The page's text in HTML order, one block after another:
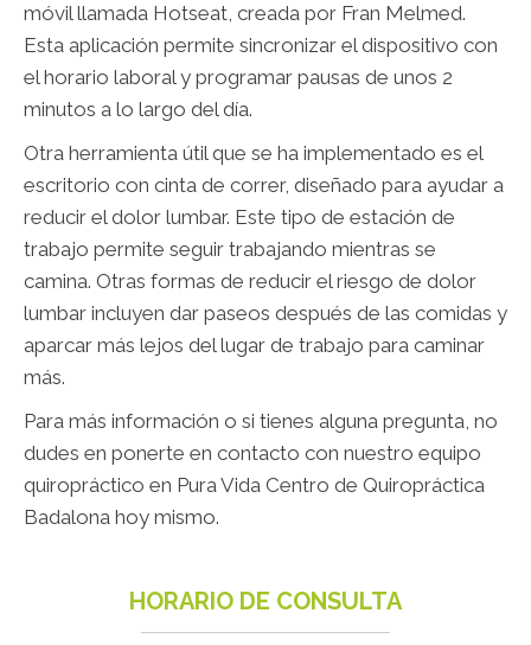
móvil llamada Hotseat, creada por Fran Melmed.
Esta aplicación permite sincronizar el dispositivo con
el horario laboral y programar pausas de unos 2
minutos a lo largo del día.
Otra herramienta útil que se ha implementado es el
escritorio con cinta de correr, diseñado para ayudar a
reducir el dolor lumbar. Este tipo de estación de
trabajo permite seguir trabajando mientras se
camina. Otras formas de reducir el riesgo de dolor
lumbar incluyen dar paseos después de las comidas y
aparcar más lejos del lugar de trabajo para caminar
más.
Para más información o si tienes alguna pregunta, no
dudes en ponerte en contacto con nuestro equipo
quiropráctico en Pura Vida Centro de Quiropráctica
Badalona hoy mismo.
HORARIO DE CONSULTA